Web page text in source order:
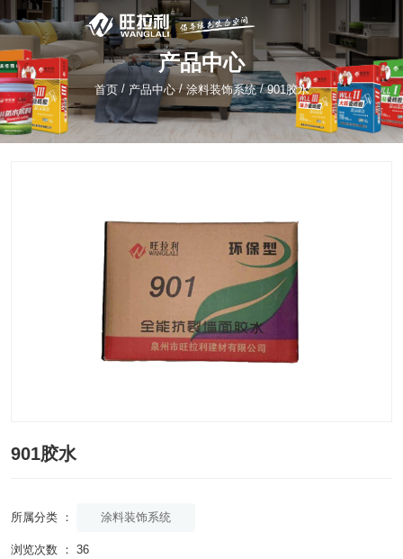
产品中心
首页 / 产品中心 /涂料装饰系统 /901胶水
901胶水
所属分类 ： 涂料装饰系统
浏览次数 ： 36